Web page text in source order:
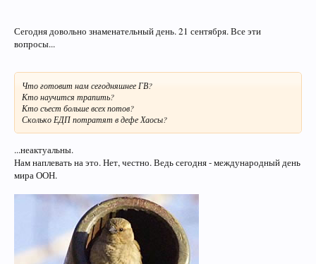
Сегодня довольно знаменательный день. 21 сентября. Все эти
вопросы...
Что готовит нам сегодняшнее ГВ?
Кто научится трапить?
Кто съест больше всех потов?
Сколько ЕДП потратят в дефе Хаосы?
...неактуальны.
Нам наплевать на это. Нет, честно. Ведь сегодня - международный день
мира ООН.